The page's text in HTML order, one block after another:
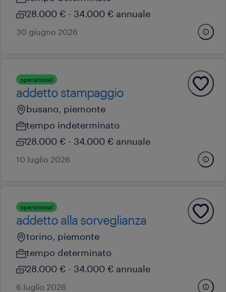
28.000 € - 34.000 € annuale
30 giugno 2026
operational
addetto stampaggio
busano, piemonte
tempo indeterminato
28.000 € - 34.000 € annuale
10 luglio 2026
operational
addetto alla sorveglianza
torino, piemonte
tempo determinato
28.000 € - 34.000 € annuale
6 luglio 2026